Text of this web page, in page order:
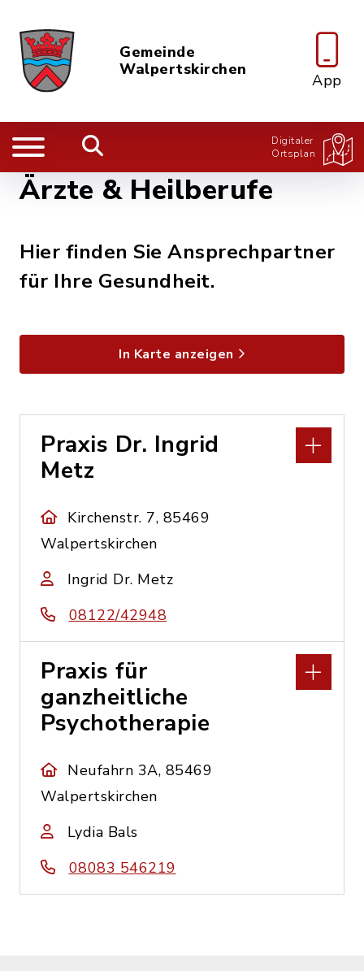
Gemeinde
Walpertskirchen
App
Digitaler
Ortsplan
Ärzte & Heilberufe
Hier finden Sie Ansprechpartner
für Ihre Gesundheit.
In Karte anzeigen
Praxis Dr. Ingrid
Metz
Kirchenstr. 7, 85469
Walpertskirchen
Ingrid Dr. Metz
08122/42948
Praxis für
ganzheitliche
Psychotherapie
Neufahrn 3A, 85469
Walpertskirchen
Lydia Bals
08083 546219